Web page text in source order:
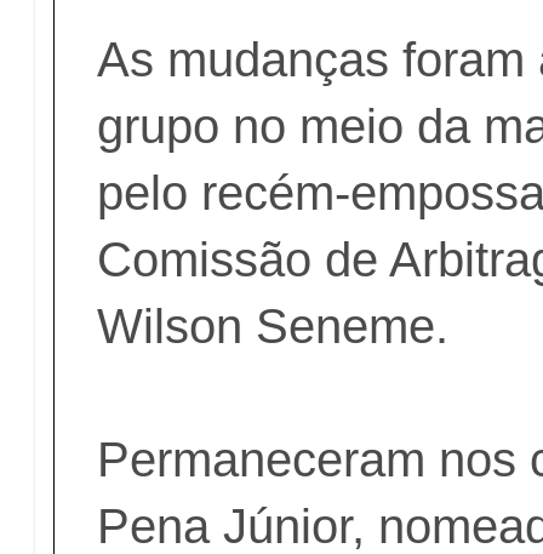
As mudanças
grupo no meio da
pelo recém-
Comissão de
Wilson Seneme.
Permaneceram nos
Pena Júnior,